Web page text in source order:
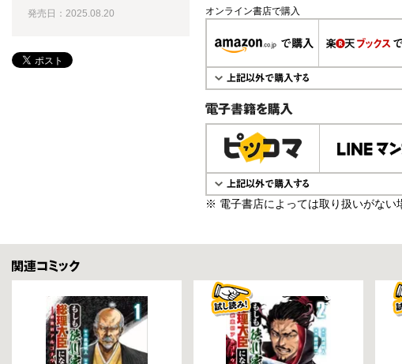
オンライン書店で購入
電子書籍で購入
※ 電子書店によっては取り扱いがない
発売日：2025.08.20
関連コミックス